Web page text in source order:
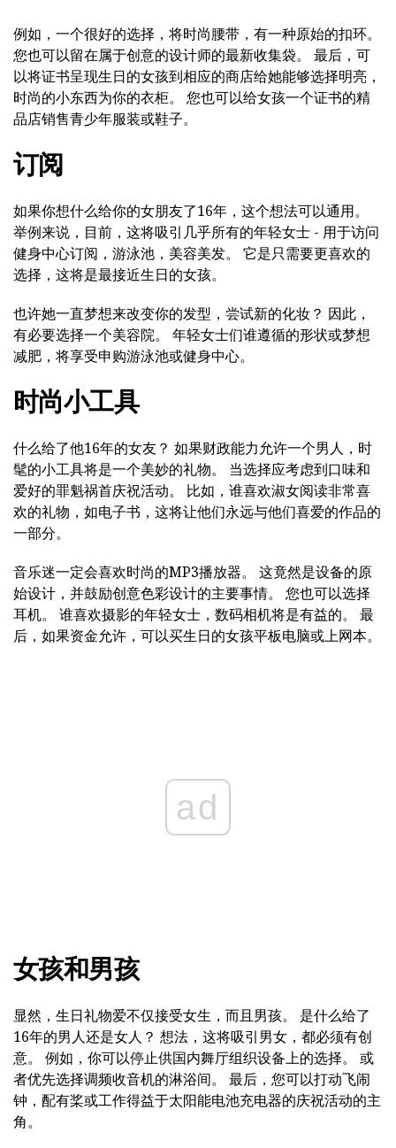
例如，一个很好的选择，将时尚腰带，有一种原始的扣环。
您也可以留在属于创意的设计师的最新收集袋。 最后，可
以将证书呈现生日的女孩到相应的商店给她能够选择明亮，
时尚的小东西为你的衣柜。 您也可以给女孩一个证书的精
品店销售青少年服装或鞋子。
订阅
如果你想什么给你的女朋友了16年，这个想法可以通用。
举例来说，目前，这将吸引几乎所有的年轻女士 - 用于访问
健身中心订阅，游泳池，美容美发。 它是只需要更喜欢的
选择，这将是最接近生日的女孩。
也许她一直梦想来改变你的发型，尝试新的化妆？ 因此，
有必要选择一个美容院。 年轻女士们谁遵循的形状或梦想
减肥，将享受申购游泳池或健身中心。
时尚小工具
什么给了他16年的女友？ 如果财政能力允许一个男人，时
髦的小工具将是一个美妙的礼物。 当选择应考虑到口味和
爱好的罪魁祸首庆祝活动。 比如，谁喜欢淑女阅读非常喜
欢的礼物，如电子书，这将让他们永远与他们喜爱的作品的
一部分。
音乐迷一定会喜欢时尚的MP3播放器。 这竟然是设备的原
始设计，并鼓励创意色彩设计的主要事情。 您也可以选择
耳机。 谁喜欢摄影的年轻女士，数码相机将是有益的。 最
后，如果资金允许，可以买生日的女孩平板电脑或上网本。
ad
女孩和男孩
显然，生日礼物爱不仅接受女生，而且男孩。 是什么给了
16年的男人还是女人？ 想法，这将吸引男女，都必须有创
意。 例如，你可以停止供国内舞厅组织设备上的选择。 或
者优先选择调频收音机的淋浴间。 最后，您可以打动飞闹
钟，配有桨或工作得益于太阳能电池充电器的庆祝活动的主
角。